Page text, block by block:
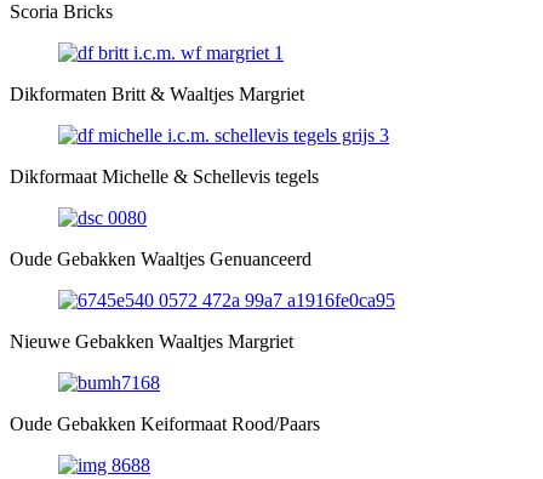
Scoria Bricks
Dikformaten Britt & Waaltjes Margriet
Dikformaat Michelle & Schellevis tegels
Oude Gebakken Waaltjes Genuanceerd
Nieuwe Gebakken Waaltjes Margriet
Oude Gebakken Keiformaat Rood/Paars